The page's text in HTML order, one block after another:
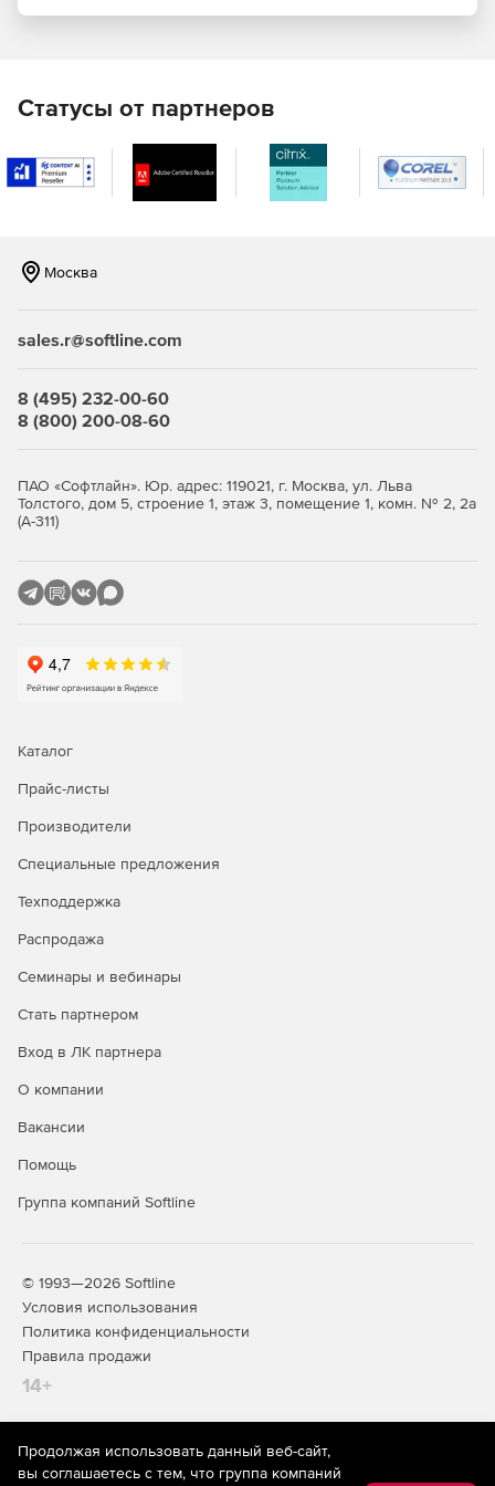
Использование средств для рисования графических
элементов, контроля динамического
информационного содержимого, вводных форм,
редактирования текста.
Standard Toolbar – панель с основными командами:
создать новый проект, открыть, сохранить и т. д.
Insert Toolbar – панель с командами вставки основных
Control Toolbar – панель управления анимацией.
программой форматов Swf, Html, Exe и Avi.
элементов и конвертирования одних видов объектов
Статусы от партнеров
Москва
sales.r@softline.com
8 (495) 232-00-60
8 (800) 200-08-60
ПАО «Софтлайн». Юр. адрес: 119021, г. Москва, ул. Льва
Толстого, дом 5, строение 1, этаж 3, помещение 1, комн. № 2, 2а
(А-311)
Каталог
Прайс-листы
Производители
Специальные предложения
Техподдержка
Распродажа
Семинары и вебинары
Стать партнером
Вход в ЛК партнера
О компании
Вакансии
Помощь
Группа компаний Softline
© 1993—2026 Softline
Условия использования
Политика конфиденциальности
Правила продажи
14+
На информационном ресурсе store.softline.ru применяются
рекомендательные технологии(информационные технологии
Продолжая использовать данный веб-сайт,
вы соглашаетесь с тем, что группа компаний